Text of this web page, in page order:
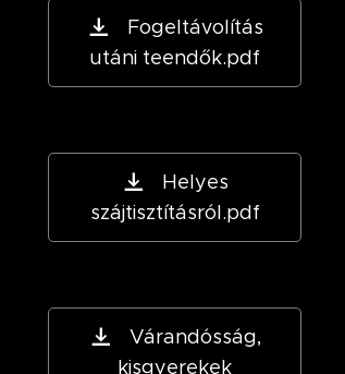
Fogeltávolítás
utáni teendők.pdf
Helyes
szájtisztításról.pdf
Várandósság,
kisgyerekek